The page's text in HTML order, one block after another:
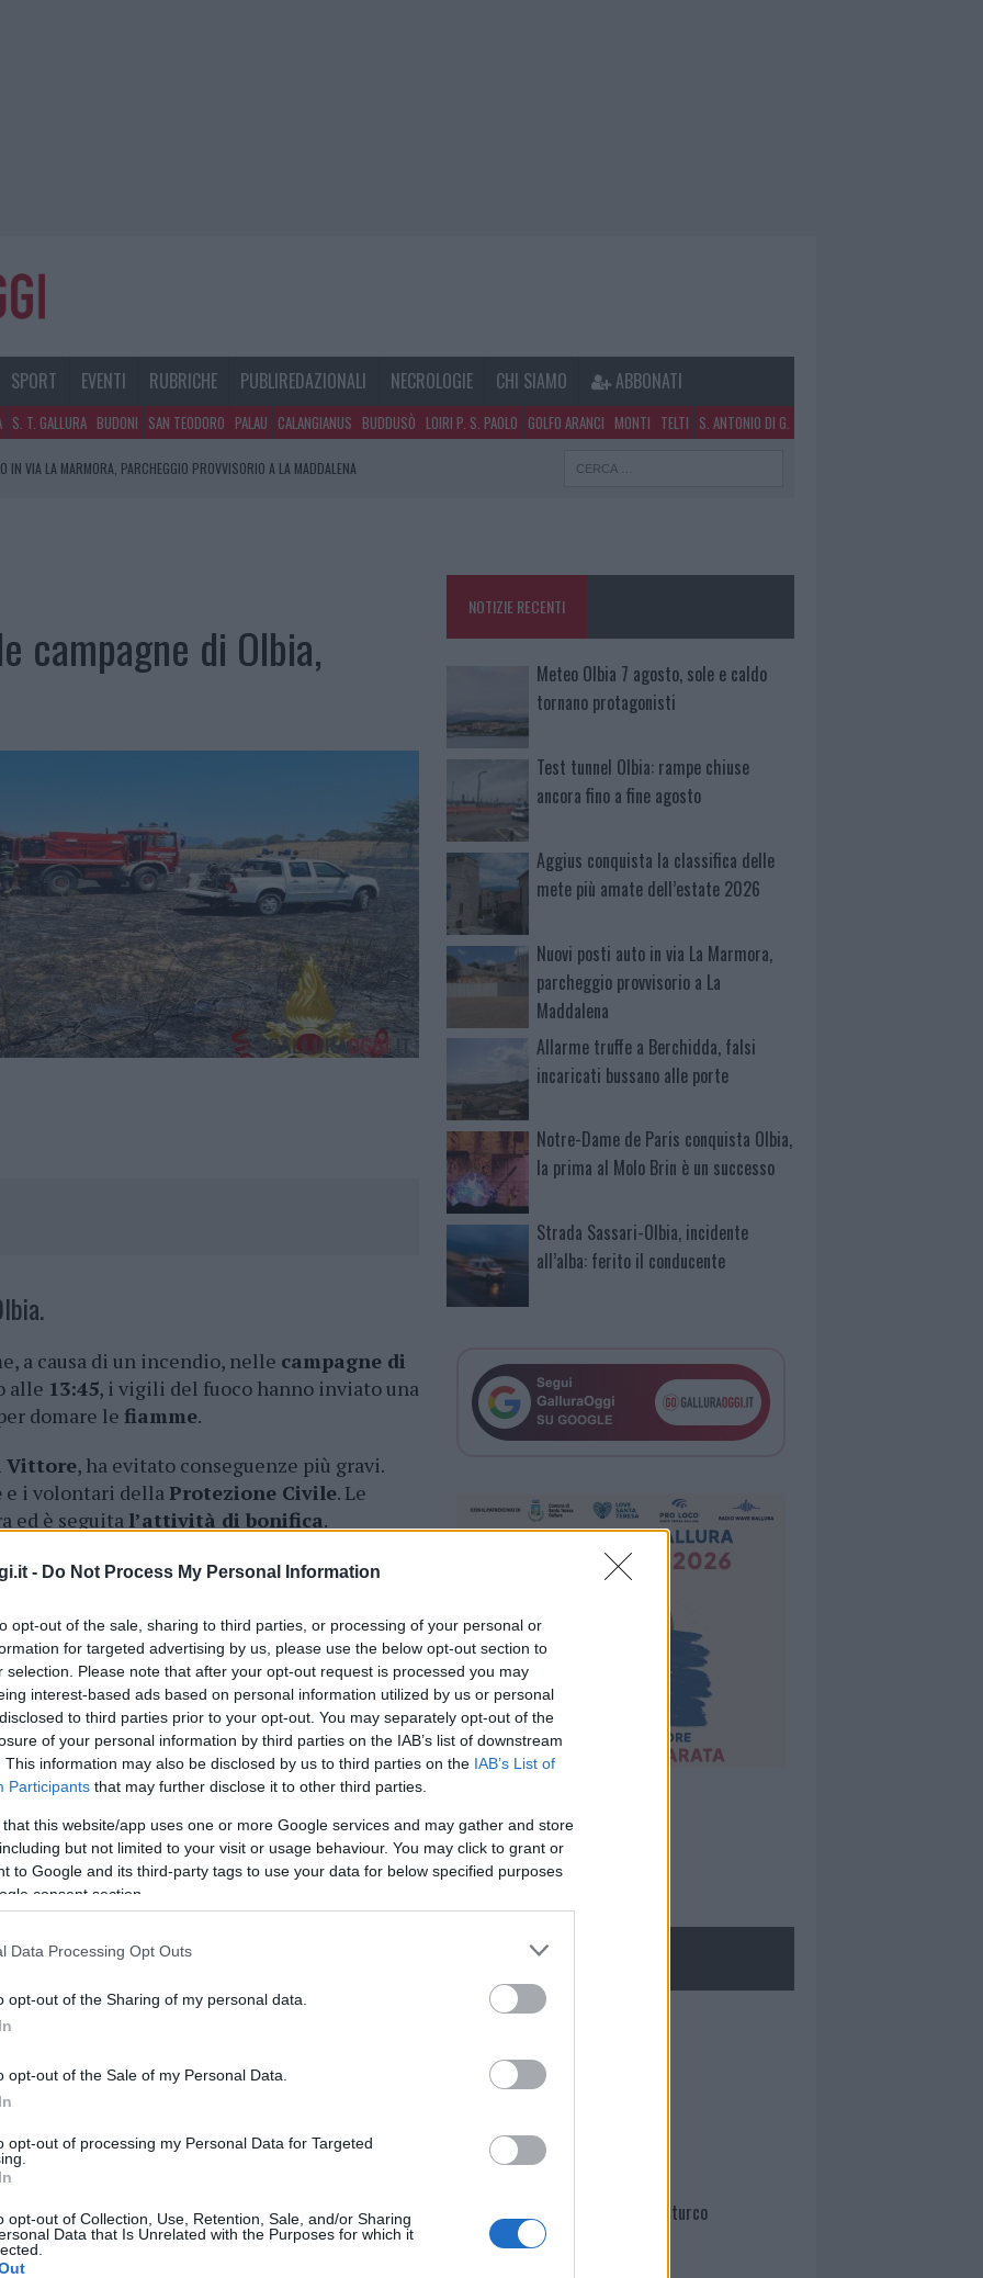
- Do Not Process My Personal Information
opt-out of the sale, sharing to third parties, or processing of your personal or
for targeted advertising by us, please use the below opt-out section to
selection. Please note that after your opt-out request is processed you may
interest-based ads based on personal information utilized by us or personal
to third parties prior to your opt-out. You may separately opt-out of the
of your personal information by third parties on the IAB’s list of downstream
This information may also be disclosed by us to third parties on the IAB’s List of
Participants that may further disclose it to other third parties.
that this website/app uses one or more Google services and may gather and store
but not limited to your visit or usage behaviour. You may click to grant or
to Google and its third-party tags to use your data for below specified purposes
consent section.
Data Processing Opt Outs
opt-out of the Sharing of my personal data.
opt-out of the Sale of my Personal Data.
opt-out of processing my Personal Data for Targeted
opt-out of Collection, Use, Retention, Sale, and/or Sharing
Data that Is Unrelated with the Purposes for which it
SPORT EVENTI RUBRICHE PUBLIREDAZIONALI NECROLOGIE CHI SIAMO ABBONATI
S. T. GALLURA BUDONI SAN TEODORO PALAU CALANGIANUS BUDDUSÒ LOIRI P. S. PAOLO GOLFO ARANCI MONTI TELTI S. ANTONIO DI G.
BERCHIDDA, FALSI INCARICATI BUSSANO ALLE PORTE
campagne di Olbia,
a causa di un incendio, nelle campagne di
alle 13:45, i vigili del fuoco hanno inviato una
domare le fiamme.
Vittore, ha evitato conseguenze più gravi.
e i volontari dellaProtezione Civile. Le
ed è seguita l’attività di bonifica.
cliccandoqui
nella sezioneLogindal menù del sito o
Protezione Civile Olbia Vigili Del Fuoco Olbia
NOTIZIE RECENTI
Meteo Olbia 7 agosto, sole e caldo
tornano protagonisti
Test tunnel Olbia: rampe chiuse
ancora fino a fine agosto
Aggius conquista la classifica delle
mete più amate dell’estate 2026
Nuovi posti auto in via La Marmora,
parcheggio provvisorio a La
Maddalena
Allarme truffe a Berchidda, falsi
incaricati bussano alle porte
Notre-Dame de Paris conquista Olbia,
la prima al Molo Brin è un successo
Strada Sassari-Olbia, incidente
all’alba: ferito il conducente
NECROLOGIE
Martina Agostina Diturco